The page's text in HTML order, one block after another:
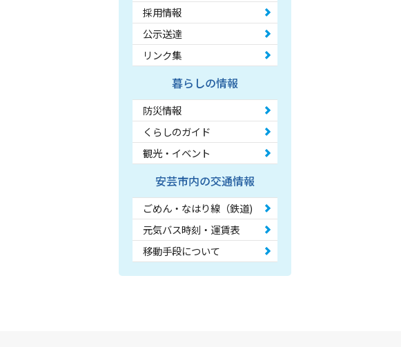
採用情報
公示送達
リンク集
暮らしの情報
防災情報
くらしのガイド
観光・イベント
安芸市内の交通情報
ごめん・なはり線（鉄道)
元気バス時刻・運賃表
移動手段について